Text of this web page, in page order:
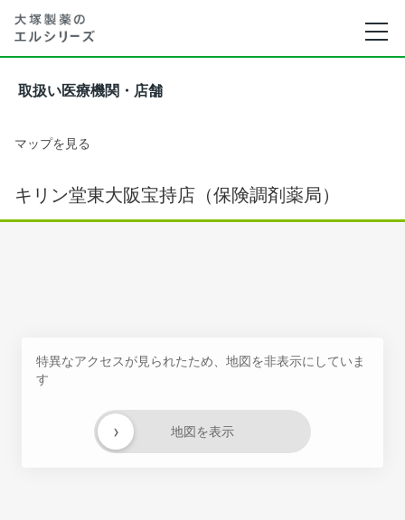
取扱い医療機関・店舗
マップを見る
キリン堂東大阪宝持店（保険調剤薬局）
特異なアクセスが見られたため、地図を非表示にしていま
す
地図を表示
›